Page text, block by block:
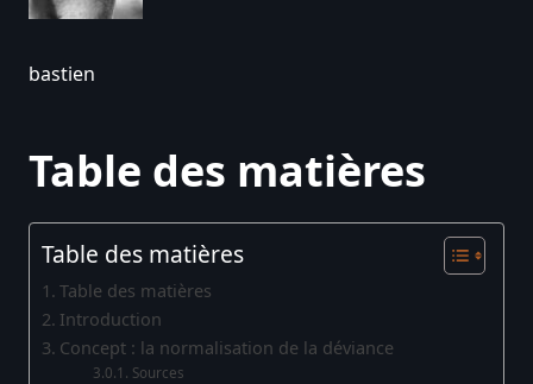
bastien
Table des matières
Table des matières
Table des matières
Introduction
Concept : la normalisation de la déviance
Sources